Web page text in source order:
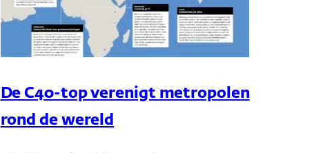
De C40-top verenigt metropolen
rond de wereld